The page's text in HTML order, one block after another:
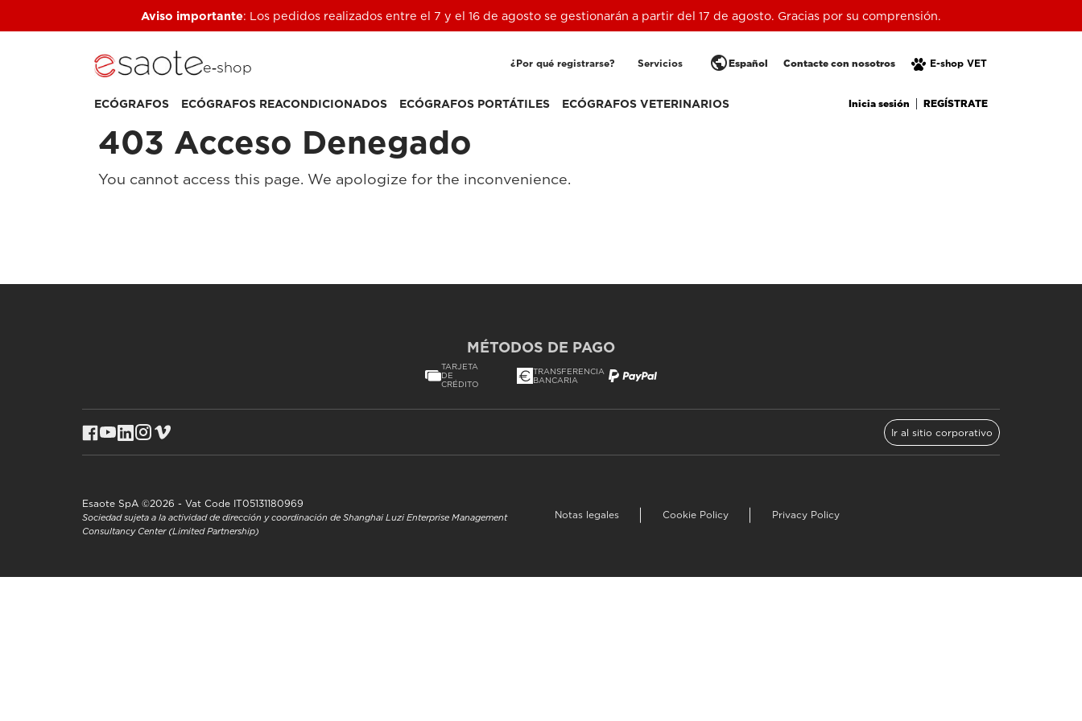
Aviso importante: Los pedidos realizados entre el 7 y el 16 de agosto se gestionarán a partir del 17 de agosto. Gracias por su comprensión.
e‑shop ¿Por qué registrarse? Servicios E-shop VET
Contacte con nosotros
publicEspañol
ECÓGRAFOS ECÓGRAFOS REACONDICIONADOS ECÓGRAFOS PORTÁTILES ECÓGRAFOS VETERINARIOS Inicia sesión REGÍSTRATE
403 Acceso Denegado
You cannot access this page. We apologize for the inconvenience.
MÉTODOS DE PAGO
TARJETA
DE
CRÉDITO
TRANSFERENCIA
BANCARIA
Ir al sitio corporativo
Esaote SpA ©2026 - Vat Code IT05131180969
Sociedad sujeta a la actividad de dirección y coordinación de Shanghai Luzi Enterprise Management
Consultancy Center (Limited Partnership)
Notas legales Cookie Policy Privacy Policy